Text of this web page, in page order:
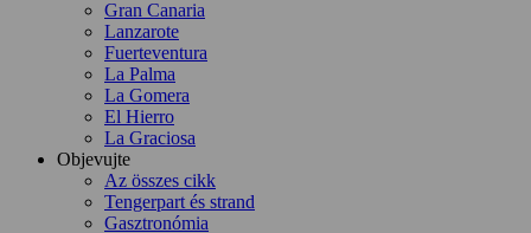
Gran Canaria
Lanzarote
Fuerteventura
La Palma
La Gomera
El Hierro
La Graciosa
Objevujte
Az összes cikk
Tengerpart és strand
Gasztronómia